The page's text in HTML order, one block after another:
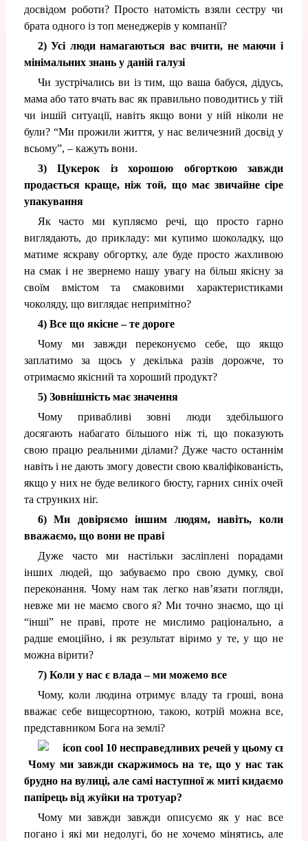
досвідом роботи? Просто натомість взяли сестру чи
брата одного із топ менеджерів у компанії?
2) Усі люди намагаються вас вчити, не маючи і
мінімальних знань у даній галузі
Чи зустрічались ви із тим, що ваша бабуся, дідусь,
мама або тато вчать вас як правильно поводитись у тій
чи іншій ситуації, навіть якщо вони у ній ніколи не
були? “Ми прожили життя, у нас величезний досвід у
всьому”, – кажуть вони.
3) Цукерок із хорошою обгорткою завжди
продається краще, ніж той, що має звичайне сіре
упакування
Як часто ми купляємо речі, що просто гарно
виглядають, до прикладу: ми купимо шоколадку, що
матиме яскраву обгортку, але буде просто жахливою
на смак і не звернемо нашу увагу на більш якісну за
своїм вмістом та смаковими характеристиками
чоколяду, що виглядає непримітно?
4) Все що якісне – те дороге
Чому ми завжди переконуємо себе, що якщо
заплатимо за щось у декілька разів дорожче, то
отримаємо якісний та хороший продукт?
5) Зовнішність має значення
Чому привабливі зовні люди здебільшого
досягають набагато більшого ніж ті, що показують
свою працю реальними ділами? Дуже часто останнім
навіть і не дають змогу довести свою кваліфікованість,
якщо у них не буде великого бюсту, гарних синіх очей
та струнких ніг.
6) Ми довіряємо іншим людям, навіть, коли
вважаємо, що вони не праві
Дуже часто ми настільки засліплені порадами
інших людей, що забуваємо про свою думку, свої
переконання. Чому нам так легко нав’язати погляди,
невже ми не маємо свого я? Ми точно знаємо, що ці
“інші” не праві, проте не мислимо раціонально, а
радше емоційно, і як результат віримо у те, у що не
можна вірити?
7) Коли у нас є влада – ми можемо все
Чому, коли людина отримує владу та гроші, вона
вважає себе вищесортною, такою, котрій можна все,
представником Бога на землі?
Чому ми завжди скаржимось на те, що у нас так
брудно на вулиці, але самі наступної ж миті кидаємо
папірець від жуйки на тротуар?
Чому ми завжди завжди описуємо як у нас все
погано і які ми недолугі, бо не хочемо мінятись, але